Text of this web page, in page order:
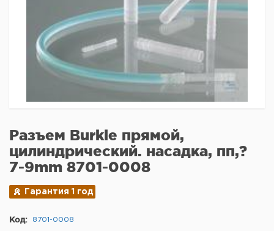
Разъем Burkle прямой,
цилиндрический. насадка, пп,?
7-9mm 8701-0008
Гарантия 1 год
Код: 8701-0008